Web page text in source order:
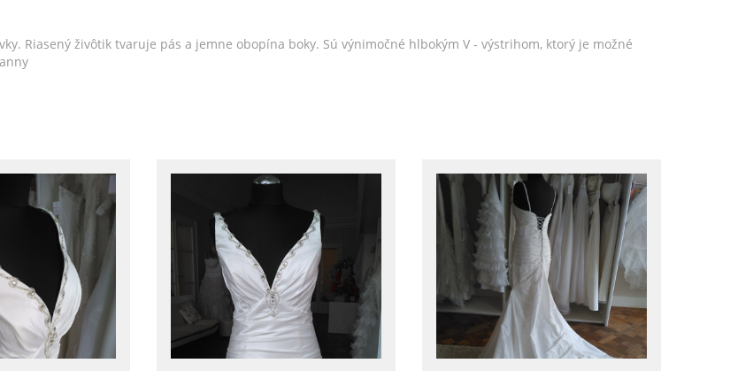
Riasený živôtik tvaruje pás a jemne obopína boky. Sú výnimočné hlbokým V - výstrihom, ktorý je možné